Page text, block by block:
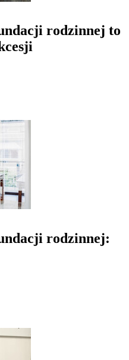
rodzinnej to
rodzinnej: